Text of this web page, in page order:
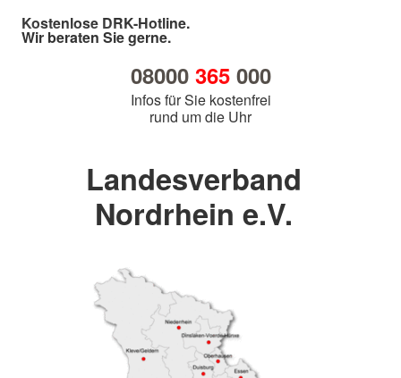
Kostenlose DRK-Hotline.
Wir beraten Sie gerne.
08000 365000
Infos für Sie kostenfrei
rund um die Uhr
Landesverband
Nordrhein e.V.